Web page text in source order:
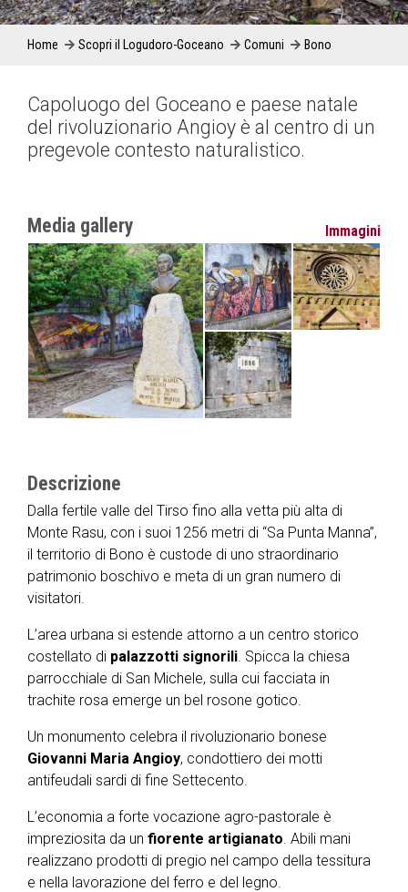
Home Scopri il Logudoro-Goceano Comuni Bono
Capoluogo del Goceano e paese natale
del rivoluzionario Angioy è al centro di un
pregevole contesto naturalistico.
Media gallery Immagini
Descrizione
Dalla fertile valle del Tirso fino alla vetta più alta di
Monte Rasu, con i suoi 1256 metri di “Sa Punta Manna”,
il territorio di Bono è custode di uno straordinario
patrimonio boschivo e meta di un gran numero di
visitatori.
L’area urbana si estende attorno a un centro storico
costellato di palazzotti signorili. Spicca la chiesa
parrocchiale di San Michele, sulla cui facciata in
trachite rosa emerge un bel rosone gotico.
Un monumento celebra il rivoluzionario bonese
Giovanni Maria Angioy, condottiero dei motti
antifeudali sardi di fine Settecento.
L’economia a forte vocazione agro-pastorale è
impreziosita da un fiorente artigianato. Abili mani
realizzano prodotti di pregio nel campo della tessitura
e nella lavorazione del ferro e del legno.